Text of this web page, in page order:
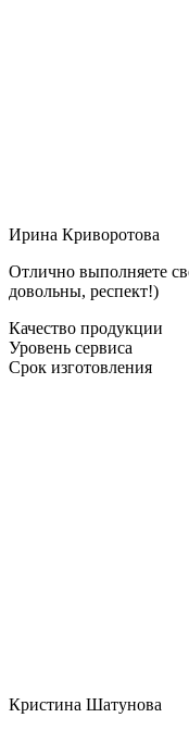
Ирина Криворотова
Отлично выполняете
довольны, респект!)
Качество продукции
Уровень сервиса
Срок изготовления
Кристина Шатунова